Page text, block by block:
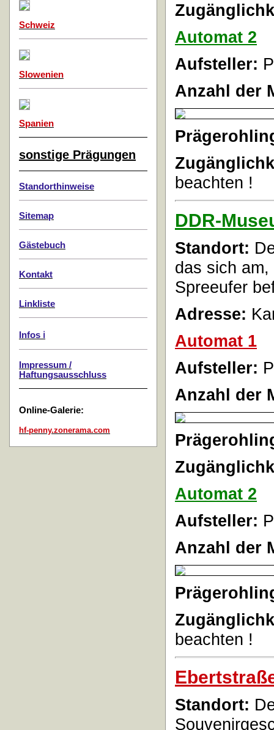
Schweiz
Slowenien
Spanien
sonstige Prägungen
Standorthinweise
Sitemap
Gästebuch
Kontakt
Linkliste
Infos ℹ️
Impressum /
Haftungsausschluss
Online-Galerie:
hf-penny.zonerama.com
Automat 2
Aufsteller:
Anzahl der
beachten !
DDR-
Standort:
das sich
Spreeufer
Adresse:
Automat 1
Aufsteller:
Anzahl der
Automat 2
Aufsteller:
Anzahl der
beachten !
Standort: